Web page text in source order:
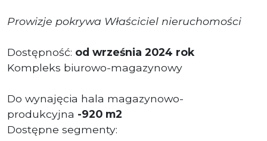
Prowizje pokrywa Właściciel nieruchomości
Dostępność: od września 2024 rok
Kompleks biurowo-magazynowy
Do wynajęcia hala magazynowo-
produkcyjna -920 m2
Dostępne segmenty: